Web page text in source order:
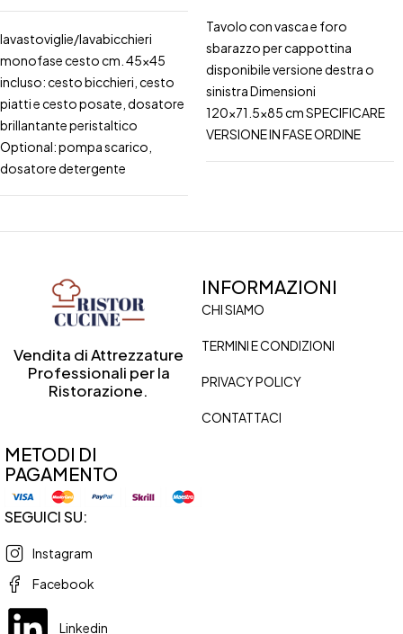
lavastoviglie/lavabicchieri
monofase cesto cm. 45x45
incluso: cesto bicchieri, cesto
piatti e cesto posate, dosatore
brillantante peristaltico
Optional: pompa scarico,
dosatore detergente
Tavolo con vasca e foro
sbarazzo per cappottina
disponibile versione destra o
sinistra Dimensioni
120x71.5x85 cm SPECIFICARE
VERSIONE IN FASE ORDINE
Vendita di Attrezzature
Professionali per la
Ristorazione.
INFORMAZIONI
CHI SIAMO
TERMINI E CONDIZIONI
PRIVACY POLICY
CONTATTACI
METODI DI
PAGAMENTO
SEGUICI SU:
Instagram
Facebook
Linkedin